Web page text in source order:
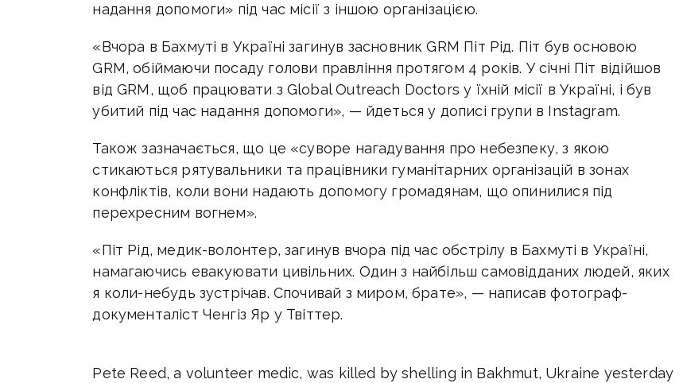
надання допомоги» під час місії з іншою організацією.
«Вчора в Бахмуті в Україні загинув засновник GRM Піт Рід. Піт був основою
GRM, обіймаючи посаду голови правління протягом 4 років. У січні Піт відійшов
від GRM, щоб працювати з Global Outreach Doctors у їхній місії в Україні, і був
убитий під час надання допомоги», — йдеться у дописі групи в Instagram.
Також зазначається, що це «суворе нагадування про небезпеку, з якою
стикаються рятувальники та працівники гуманітарних організацій в зонах
конфліктів, коли вони надають допомогу громадянам, що опинилися під
перехресним вогнем».
«Піт Рід, медик-волонтер, загинув вчора під час обстрілу в Бахмуті в Україні,
намагаючись евакуювати цивільних. Один з найбільш самовідданих людей, яких
я коли-небудь зустрічав. Спочивай з миром, брате», — написав фотограф-
документаліст Ченгіз Яр у Твіттер.
Pete Reed, a volunteer medic, was killed by shelling in Bakhmut, Ukraine yesterday